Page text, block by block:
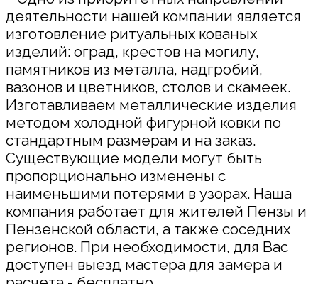
деятельности нашей компании является
изготовление ритуальных кованых
изделий: оград, крестов на могилу,
памятников из металла, надгробий,
вазонов и цветников, столов и скамеек.
Изготавливаем металлические изделия
методом холодной фигурной ковки по
стандартным размерам и на заказ.
Существующие модели могут быть
пропорционально изменены с
наименьшими потерями в узорах. Наша
компания работает для жителей Пензы и
Пензенской области, а также соседних
регионов. При необходимости, для Вас
доступен выезд мастера для замера и